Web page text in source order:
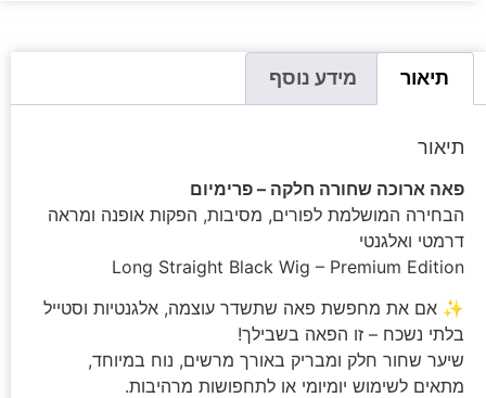
תיאור מידע נוסף
תיאור
פאה ארוכה שחורה חלקה – פרימיום
הבחירה המושלמת לפורים, מסיבות, הפקות אופנה ומראה
דרמטי ואלגנטי
Long Straight Black Wig – Premium Edition
✨ אם את מחפשת פאה שתשדר עוצמה, אלגנטיות וסטייל
בלתי נשכח – זו הפאה בשבילך!
שיער שחור חלק ומבריק באורך מרשים, נוח במיוחד,
מתאים לשימוש יומיומי או לתחפושות מרהיבות.